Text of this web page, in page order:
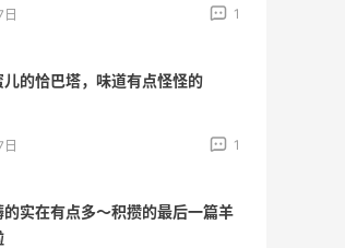
1
膜太爽啦～每天都可以收货面膜
1
悦木之源美网海淘攻略，Origins